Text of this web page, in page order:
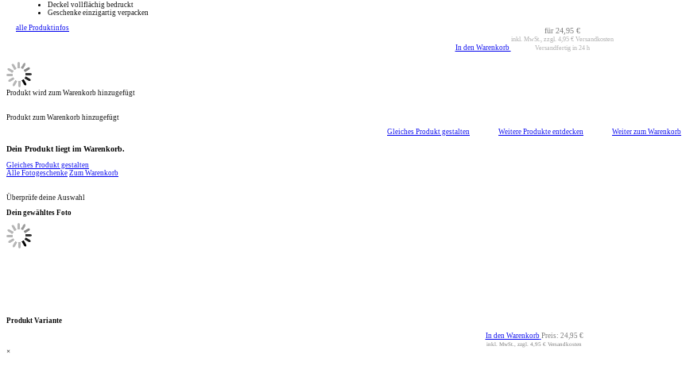
Deckel vollflächig bedruckt
Geschenke einzigartig verpacken
alle Produktinfos
In den Warenkorb
für24,95 €
inkl. MwSt., zzgl. 4,95 €Versandkosten
Versandfertig in 24 h
Produkt wird zum Warenkorb hinzugefügt
Produkt zum Warenkorb hinzugefügt
Gleiches Produkt gestalten
Weitere Produkte entdecken Weiter zum Warenkorb
Dein Produkt liegt im Warenkorb.
Gleiches Produkt gestalten
Alle Fotogeschenke Zum Warenkorb
Überprüfe deine Auswahl
Dein gewähltes Foto
Produkt Variante
In den Warenkorb Preis: 24,95 €
inkl. MwSt., zzgl. 4,95 € Versandkosten
×